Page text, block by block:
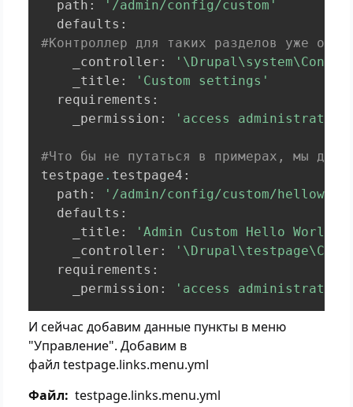
  path
:
'/admin/config/custom'
  defaults
:
#Контроллер для таких разделов уже
    _controller
:
    _title
:
'Custom settings'
  requirements
:
    _permission
: 'access administration
#Что бы не путаться в примерах, мы
testpage . testpage4 :
  path
:
'/admin/config/custom/
  defaults
:
    _title
:
'Admin Custom Hello World'
    _controller
:
  requirements
:
    _permission
: 'access administration
И сейчас добавим данные пункты в меню
"Управление". Добавим в
файл testpage.links.menu.yml
Файл
testpage.links.menu.yml